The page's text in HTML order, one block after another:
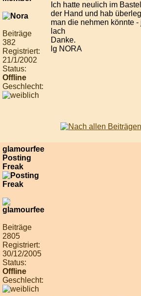
Beiträge
382
Registriert:
21/1/2002
Status:
Offline
Geschlecht:
Ich hatte neulich im
der Hand und hab
man die nehmen könnte
lach
Danke.
lg NORA
glamourfee
Posting
Freak
Beiträge
2805
Registriert:
30/12/2005
Status:
Offline
Geschlecht: